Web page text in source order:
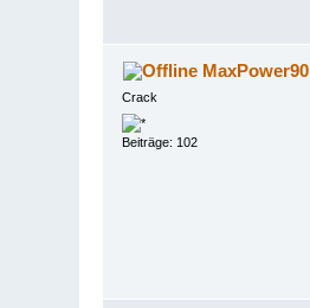
MaxPower90
Crack
Beiträge: 102